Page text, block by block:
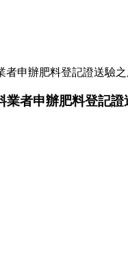
申辦肥料登記證送驗
者申辦肥料登記